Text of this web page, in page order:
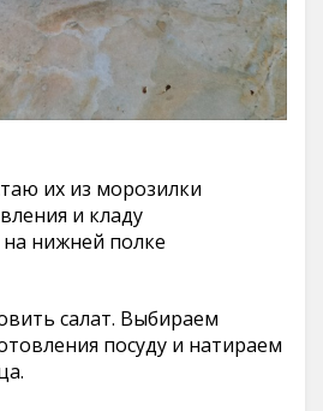
их из морозилки
и кладу
нижней полке
салат. Выбираем
посуду и натираем